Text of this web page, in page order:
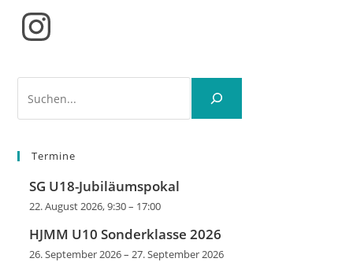
Instagram
Termine
SG U18-Jubiläumspokal
22. August 2026, 9:30– 17:00
HJMM U10 Sonderklasse 2026
26. September 2026–27. September 2026